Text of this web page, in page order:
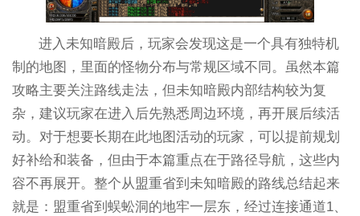
进入未知暗殿后，玩家会发现这是一个具有独特机
制的地图，里面的怪物分布与常规区域不同。虽然本篇
攻略主要关注路线走法，但未知暗殿内部结构较为复
杂，建议玩家在进入后先熟悉周边环境，再开展后续活
动。对于想要长期在此地图活动的玩家，可以提前规划
好补给和装备，但由于本篇重点在于路径导航，这些内
容不再展开。整个从盟重省到未知暗殿的路线总结起来
就是：盟重省到蜈蚣洞的地牢一层东，经过连接通道1、